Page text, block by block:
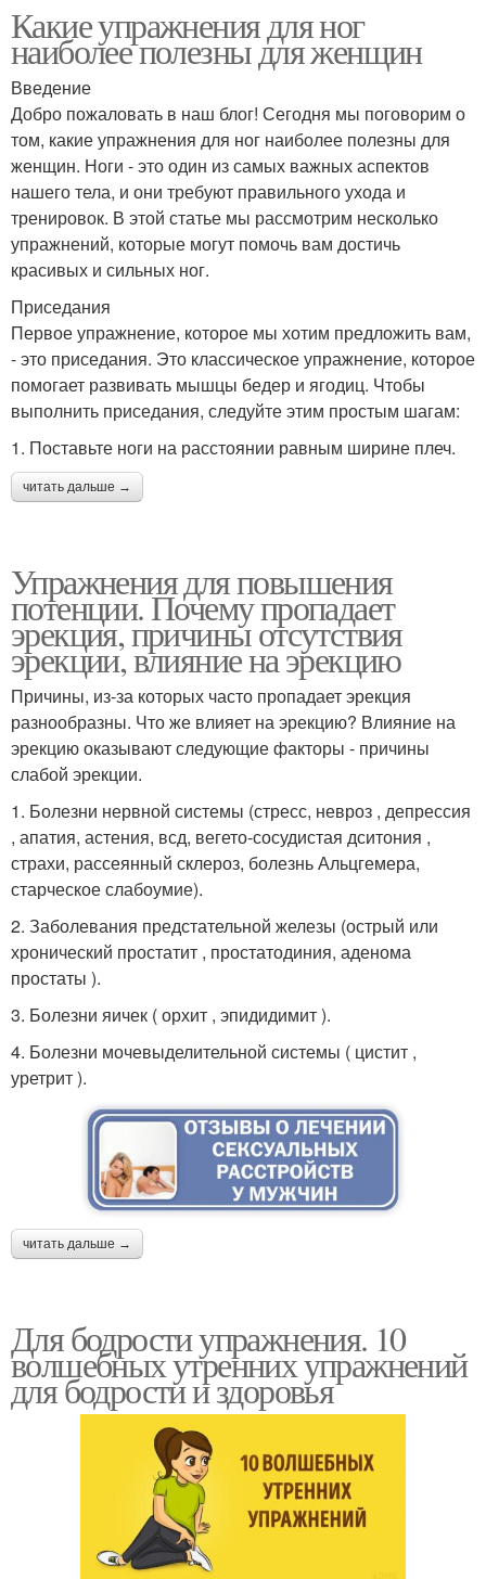
Какие упражнения для ног
наиболее полезны для женщин
Введение
Добро пожаловать в наш блог! Сегодня мы поговорим о
том, какие упражнения для ног наиболее полезны для
женщин. Ноги - это один из самых важных аспектов
нашего тела, и они требуют правильного ухода и
тренировок. В этой статье мы рассмотрим несколько
упражнений, которые могут помочь вам достичь
красивых и сильных ног.
Приседания
Первое упражнение, которое мы хотим предложить вам,
- это приседания. Это классическое упражнение, которое
помогает развивать мышцы бедер и ягодиц. Чтобы
выполнить приседания, следуйте этим простым шагам:
1. Поставьте ноги на расстоянии равным ширине плеч.
читать дальше →
Упражнения для повышения
потенции. Почему пропадает
эрекция, причины отсутствия
эрекции, влияние на эрекцию
Причины, из-за которых часто пропадает эрекция
разнообразны. Что же влияет на эрекцию? Влияние на
эрекцию оказывают следующие факторы - причины
слабой эрекции.
1. Болезни нервной системы (стресс, невроз , депрессия
, апатия, астения, всд, вегето-сосудистая дситония ,
страхи, рассеянный склероз, болезнь Альцгемера,
старческое слабоумие).
2. Заболевания предстательной железы (острый или
хронический простатит , простатодиния, аденома
простаты ).
3. Болезни яичек ( орхит , эпидидимит ).
4. Болезни мочевыделительной системы ( цистит ,
уретрит ).
читать дальше →
Для бодрости упражнения. 10
волшебных утренних упражнений
для бодрости и здоровья